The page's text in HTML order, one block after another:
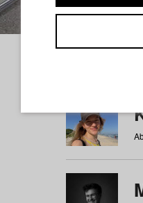
a b c d e f